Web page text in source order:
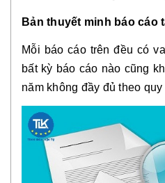
Bản thuyết minh báo cáo
Mỗi báo cáo trên đều có
bất kỳ báo cáo nào cũng
năm không đầy đủ theo quy